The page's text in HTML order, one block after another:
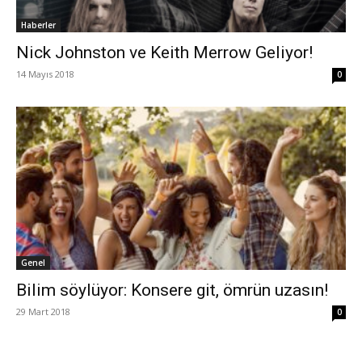
Haberler
Nick Johnston ve Keith Merrow Geliyor!
14 Mayıs 2018 0
Genel
Bilim söylüyor: Konsere git, ömrün uzasın!
29 Mart 2018 0